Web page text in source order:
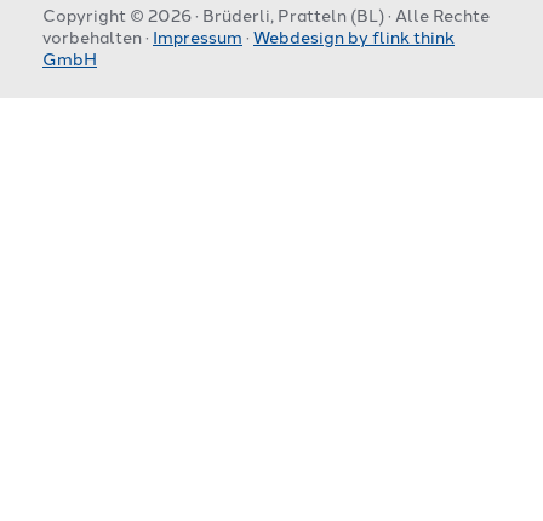
Copyright © 2026 · Brüderli, Pratteln (BL) · Alle Rechte
vorbehalten · Impressum · Webdesign by flink think
GmbH